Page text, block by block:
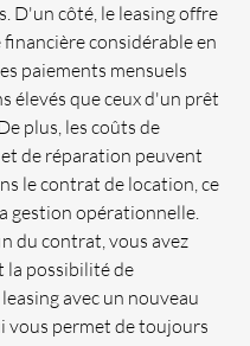
D'un côté, le leasing offre
considérable en
paiements mensuels
élevés que ceux d'un prêt
plus, les coûts de
de réparation peuvent
le contrat de location, ce
gestion opérationnelle.
du contrat, vous avez
la possibilité de
avec un nouveau
vous permet de toujours